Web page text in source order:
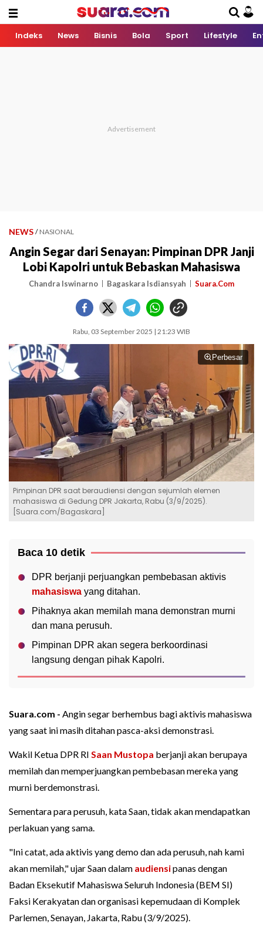
Indeks News Bisnis Bola Sport Lifestyle
NEWS / NASIONAL
Angin Segar dari Senayan: Pimpinan DPR Janji
Lobi Kapolri untuk Bebaskan Mahasiswa
Chandra Iswinarno Bagaskara Isdiansyah Suara.Com
Rabu, 03 September 2025 | 21:23 WIB
Perbesar
Pimpinan DPR saat beraudiensi dengan sejumlah elemen
mahasiswa di Gedung DPR Jakarta, Rabu (3/9/2025).
[Suara.com/Bagaskara]
Baca 10 detik
DPR berjanji perjuangkan pembebasan aktivis
mahasiswa yang ditahan.
Pihaknya akan memilah mana demonstran murni
dan mana perusuh.
Pimpinan DPR akan segera berkoordinasi
langsung dengan pihak Kapolri.
Suara.com - Angin segar berhembus bagi aktivis mahasiswa
yang saat ini masih ditahan pasca-aksi demonstrasi.
Wakil Ketua DPR RI Saan Mustopa berjanji akan berupaya
memilah dan memperjuangkan pembebasan mereka yang
murni berdemonstrasi.
Sementara para perusuh, kata Saan, tidak akan mendapatkan
perlakuan yang sama.
"Ini catat, ada aktivis yang demo dan ada perusuh, nah kami
akan memilah," ujar Saan dalam audiensipanas dengan
Badan Eksekutif Mahasiswa Seluruh Indonesia (BEM SI)
Faksi Kerakyatan dan organisasi kepemudaan di Komplek
Parlemen, Senayan, Jakarta, Rabu (3/9/2025).